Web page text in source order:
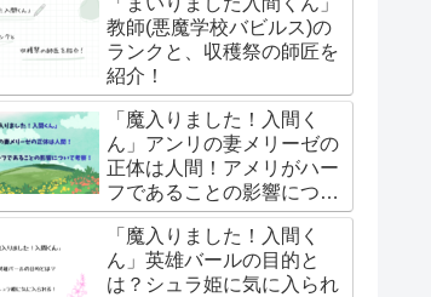
教師(悪魔学校バビルス)の
ランクと、収穫祭の師匠を
紹介！
「魔入りました！入間く
ん」アンリの妻メリーゼの
正体は人間！アメリがハー
フであることの影響につい
て考察！
「魔入りました！入間く
ん」英雄バールの目的と
は？シュラ姫に気に入られ